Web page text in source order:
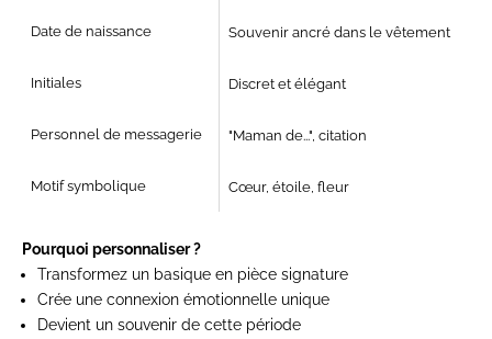
Date de naissance Souvenir ancré dans le vêtement
Initiales Discret et élégant
Personnel de messagerie "Maman de...", citation
Motif symbolique Cœur, étoile, fleur
Pourquoi personnaliser ?
Transformez un basique en pièce signature
Crée une connexion émotionnelle unique
Devient un souvenir de cette période